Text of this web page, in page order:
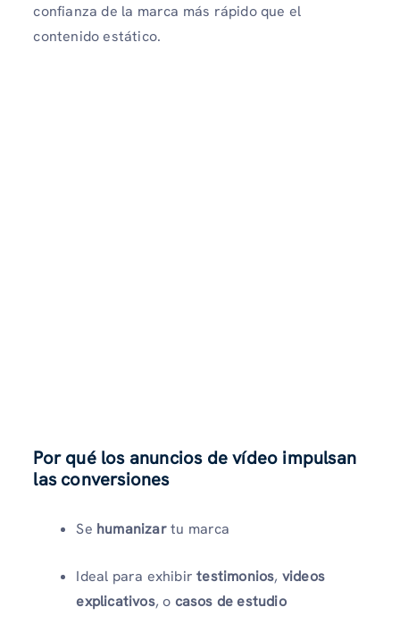
confianza de la marca más rápido que el
contenido estático.
Por qué los anuncios de vídeo impulsan
las conversiones
Se humanizartu marca
Ideal para exhibirtestimonios, videos
explicativos, o casos de estudio